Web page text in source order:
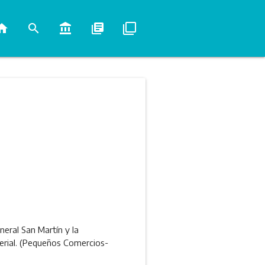
search account_balance library_books filter_none
San Martín y la
(Pequeños Comercios-